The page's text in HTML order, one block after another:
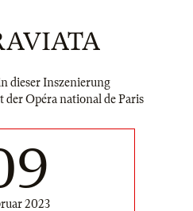
dieser Inszenierung
Opéra national de Paris
2023